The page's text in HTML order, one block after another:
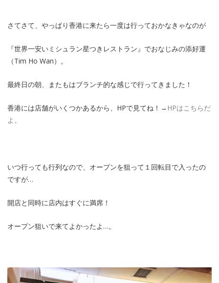
さてさて、やっぱり香港に来たら一度は行っておかなきゃなのが
『世界一安いミシュラン星つきレストラン』でおなじみの添好運
（Tim Ho Wan）。
最終日の朝、またもはブランチ的な感じで行ってきました！
香港には店舗がいくつかあるから、HPで見てね！→ HPはこちらだ
よ。
いつ行っても行列なので、オープンを狙って１回転目で入ったの
ですが…
開店と同時に店内はすぐに満席！
オープン狙いで来てよかったよ…。